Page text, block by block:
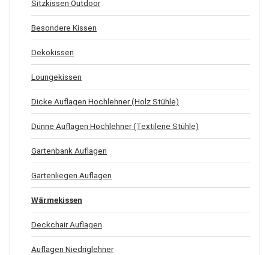
Sitzkissen Outdoor
Besondere Kissen
Dekokissen
Loungekissen
Dicke Auflagen Hochlehner (Holz Stühle)
Dünne Auflagen Hochlehner (Textilene Stühle)
Gartenbank Auflagen
Gartenliegen Auflagen
Wärmekissen
Deckchair Auflagen
Auflagen Niedriglehner